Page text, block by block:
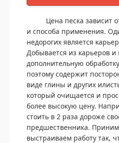
Цена песка зависит от
и способа применения.
недорогих является
Добывается из карьеров и
дополнительную
поэтому содержит
виде глины и других
который очищается и
более высокую цену.
стоить в 2 раза дороже
предшественника.
выстраиваем работу так,